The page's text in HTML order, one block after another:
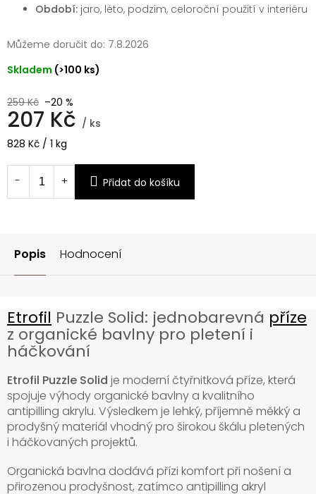
259 Kč –20 %
207 Kč / ks
Měrná
828 Kč / 1 kg
Skladem (>100 ks)
Můžeme doručit do: 7.8.2026
Přidat do košíku
Období: jaro, léto, podzim, celoroční použití v interiéru
Popis Hodnocení
Etrofil Puzzle Solid: jednobarevná příze
z organické bavlny pro pletení i
háčkování
Etrofil Puzzle Solid je moderní čtyřnitková příze, která
spojuje výhody organické bavlny a kvalitního
antipilling akrylu. Výsledkem je lehký, příjemně měkký a
prodyšný materiál vhodný pro širokou škálu pletených
i háčkovaných projektů.
Organická bavlna dodává přízi komfort při nošení a
přirozenou prodyšnost, zatímco antipilling akryl